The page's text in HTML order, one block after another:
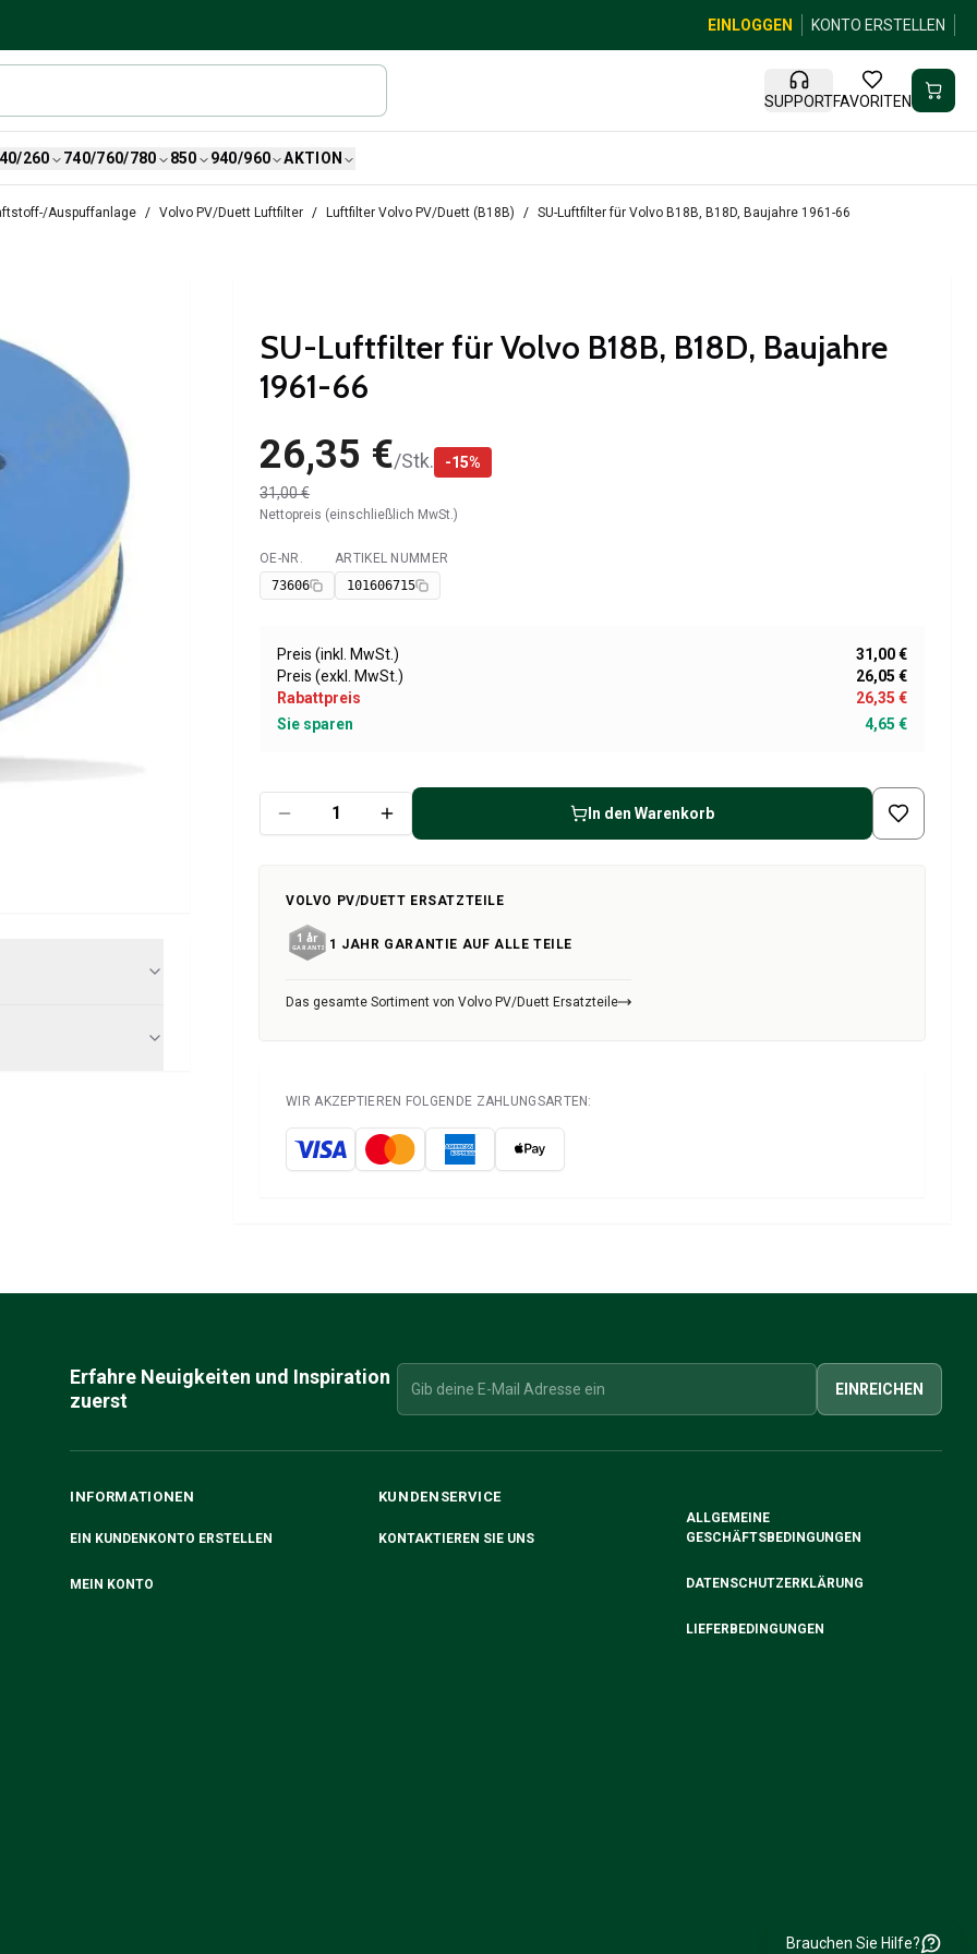
EINLOGGEN KONTO ERSTELLEN
SUPPORTFAVORITEN
260 740/760/780 850 940/960 AKTION
Auspuffanlage Volvo PV/Duett Luftfilter Luftfilter Volvo PV/Duett (B18B) SU-Luftfilter für Volvo B18B, B18D, Baujahre 1961-66
SU-Luftfilter für Volvo B18B, B18D, Baujahre
1961-66
26,35 €/Stk. -15%
31,00 €
Nettopreis (einschließlich MwSt.)
Verfügbar
OE-NR.
73606
ARTIKEL NUMMER
101606715
Preis (inkl. MwSt.)
31,00 €
Preis (exkl. MwSt.)
26,05 €
Rabattpreis
26,35 €
Sie sparen
4,65 €
In den Warenkorb
VOLVO PV/DUETT ERSATZTEILE
1 JAHR GARANTIE AUF ALLE TEILE
Das gesamte Sortiment von Volvo PV/Duett Ersatzteile
WIR AKZEPTIEREN FOLGENDE ZAHLUNGSARTEN:
Erfahre Neuigkeiten und Inspiration
zuerst
EINREICHEN
INFORMATIONEN
EIN KUNDENKONTO ERSTELLEN
MEIN KONTO
KUNDENSERVICE
KONTAKTIEREN SIE UNS
ALLGEMEINE
GESCHÄFTSBEDINGUNGEN
DATENSCHUTZERKLÄRUNG
LIEFERBEDINGUNGEN
Brauchen Sie Hilfe?